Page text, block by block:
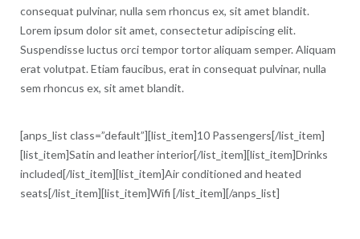
consequat pulvinar, nulla sem rhoncus ex, sit amet blandit.
Lorem ipsum dolor sit amet, consectetur adipiscing elit.
Suspendisse luctus orci tempor tortor aliquam semper. Aliquam
erat volutpat. Etiam faucibus, erat in consequat pulvinar, nulla
sem rhoncus ex, sit amet blandit.
[anps_list class=”default”][list_item]10 Passengers[/list_item]
[list_item]Satin and leather interior[/list_item][list_item]Drinks
included[/list_item][list_item]Air conditioned and heated
seats[/list_item][list_item]Wifi [/list_item][/anps_list]